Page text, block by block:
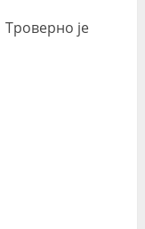
Троверно је